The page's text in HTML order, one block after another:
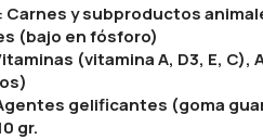
Carnes y subproductos
(bajo en fósforo)
(vitamina A, D3, E,
gelificantes (goma
gr.